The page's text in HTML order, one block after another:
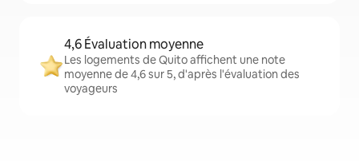
4,6 Évaluation moyenne
Les logements de Quito affichent une note
moyenne de 4,6 sur 5, d'après l'évaluation des
voyageurs